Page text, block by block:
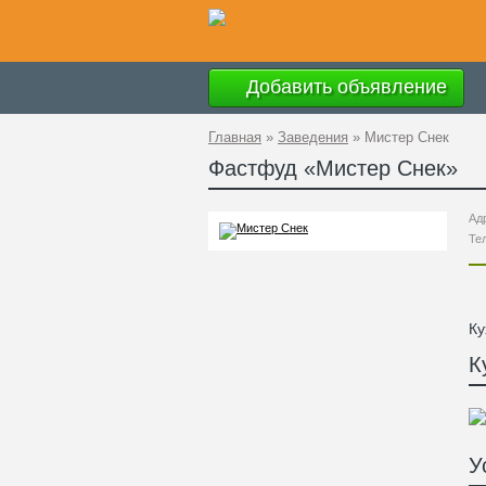
Добавить объявление
Главная » Заведения » Мистер Снек
Фастфуд «Мистер Снек»